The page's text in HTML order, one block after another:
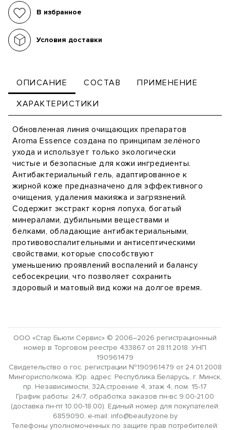
В избранное
Условия доставки
ОПИСАНИЕ СОСТАВ ПРИМЕНЕНИЕ
ХАРАКТЕРИСТИКИ
Обновленная линия очищающих препаратов
Aroma Essence создана по принципам зелёного
ухода и использует только экологически
чистые и безопасные для кожи ингредиенты.
Антибактериальный гель, адаптированное к
жирной коже предназначено для эффективного
очищения, удаления макияжа и загрязнений.
Содержит экстракт корня лопуха, богатый
минералами, дубильными веществами и
белками, обладающие антибактериальными,
противовоспалительными и антисептическими
свойствами, которые способствуют
уменьшению проявлений воспалений и балансу
себосекреции, что позволяет сохранить
здоровый и матовый вид кожи на долгое время.
ООО «Стар Бьюти Сервис» © 2006–2026 регистрационный
номер в Торговом реестре 433867 от 28.11.2018. УНП
190961479
Свидетельство о гос. регистрации №190961479 от 24.01.2008
Мингорисполкома. Юр. адрес: Республика Беларусь, г. Минск,
пр. Независимости, 32А,строение 4, этаж 4, пом. 15-17
График работы: 24/7, обработка заказов пн-вс 9.00-21.00
(доставка пн-пт 10.00-18.00). Единый номер для покупателей:
6859090, e-mail: info@beautyzone.by
Телефоны уполномоченных по защите прав потребителей: